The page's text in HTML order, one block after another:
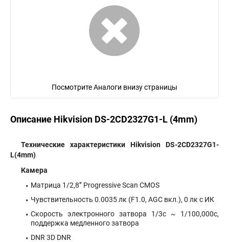
Посмотрите Аналоги внизу страницы
Описание Hikvision DS-2CD2327G1-L (4mm)
Технические характеристики Hikvision DS-2CD2327G1-
L(4mm)
Камера
Матрица 1/2,8’’ Progressive Scan CMOS
Чувствительность 0.0035 лк (F1.0, AGC вкл.), 0 лк с ИК
Скорость электронного затвора 1/3с ~ 1/100,000с,
поддержка медленного затвора
DNR 3D DNR